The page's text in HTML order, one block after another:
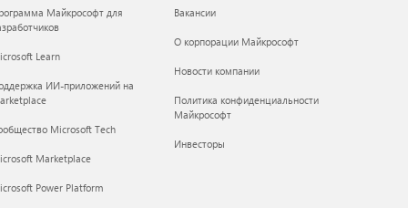
Майкрософт для
Learn
ИИ-приложений на
Microsoft Tech
Marketplace
Power Platform
Вакансии
О корпорации Майкрософт
Новости компании
Политика конфиденциальности
Майкрософт
Инвесторы